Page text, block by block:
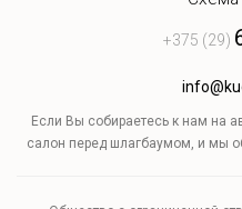
+375 (29)
Если Вы собираетесь к нам на
салон перед шлагбаумом, и мы